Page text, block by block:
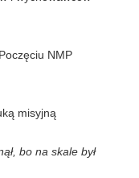
NMP
misyjną
bo na skale był